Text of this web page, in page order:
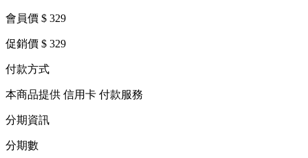
會員價 $ 329
促銷價 $ 329
付款方式
本商品提供 信用卡 付款服務
分期資訊
分期數